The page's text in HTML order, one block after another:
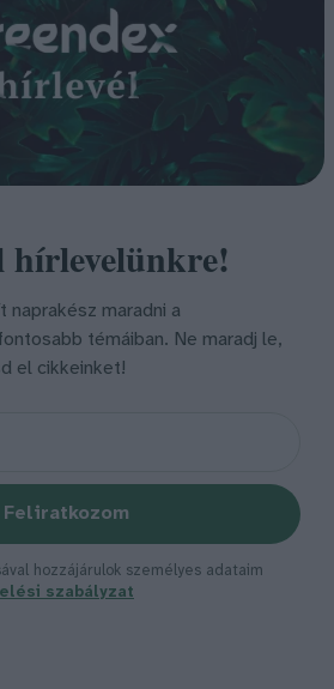
hírlevelünkre!
naprakész maradni a
témáiban. Ne maradj le,
el cikkeinket!
Feliratkozom
hozzájárulok személyes adataim
szabályzat